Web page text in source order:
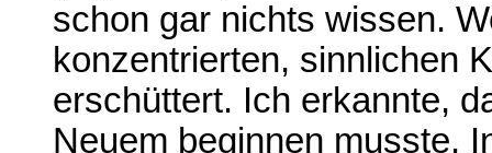
schon gar nichts wissen.
konzentrierten, sinnlichen
erschüttert. Ich erkannte,
Neuem beginnen musste.